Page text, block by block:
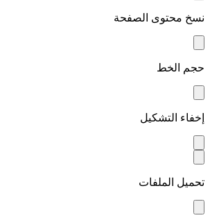
نسخ محتوى الصفحة
حجم الخط
إخفاء التشكيل
تحميل الملفات